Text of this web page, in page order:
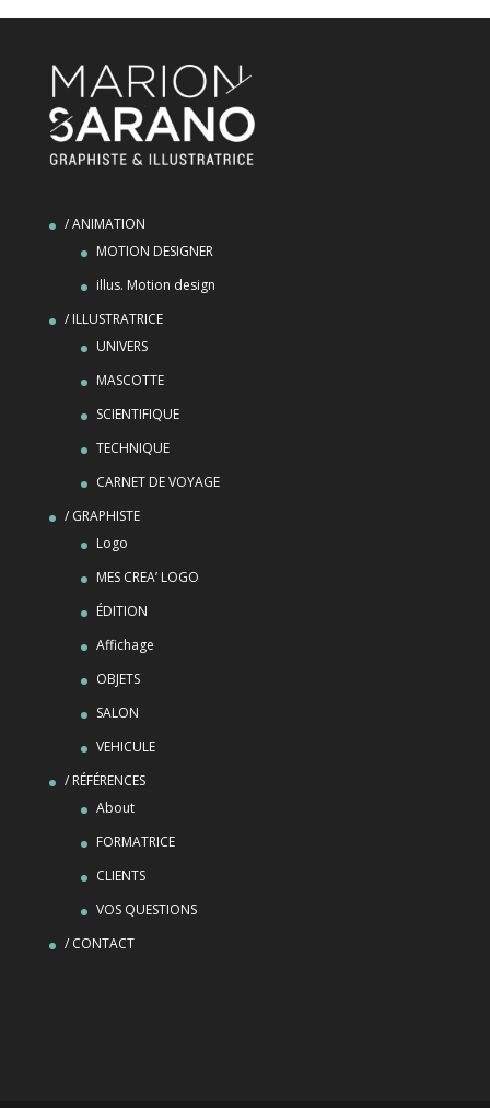
/ ANIMATION
MOTION DESIGNER
illus. Motion design
/ ILLUSTRATRICE
UNIVERS
MASCOTTE
SCIENTIFIQUE
TECHNIQUE
CARNET DE VOYAGE
/ GRAPHISTE
Logo
MES CREA’ LOGO
ÉDITION
Affichage
OBJETS
SALON
VEHICULE
/ RÉFÉRENCES
About
FORMATRICE
CLIENTS
VOS QUESTIONS
/ CONTACT